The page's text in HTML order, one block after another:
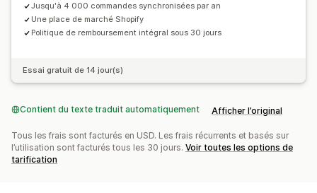
Versements
Clients Stock et produit
Synchronisation des stocks en temps réel
Importation de l’historique des données
Jusqu'à 4 000 commandes synchronisées par an
Une place de marché Shopify
Politique de remboursement intégral sous 30 jours
Essai gratuit de 14 jour(s)
Contient du texte traduit automatiquement Afficher l’original
Tous les frais sont facturés en USD. Les frais récurrents et basés sur
l’utilisation sont facturés tous les 30 jours. Voir toutes les options de
tarification